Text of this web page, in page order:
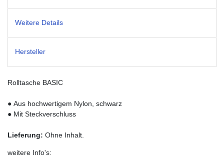
Weitere Details
Hersteller
Rolltasche BASIC
● Aus hochwertigem Nylon, schwarz
● Mit Steckverschluss
Lieferung: Ohne Inhalt.
weitere Info's: